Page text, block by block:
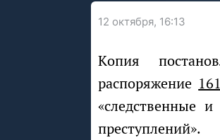
12 октября, 16:13
Копия
распоряжение
«следственные
преступлений».